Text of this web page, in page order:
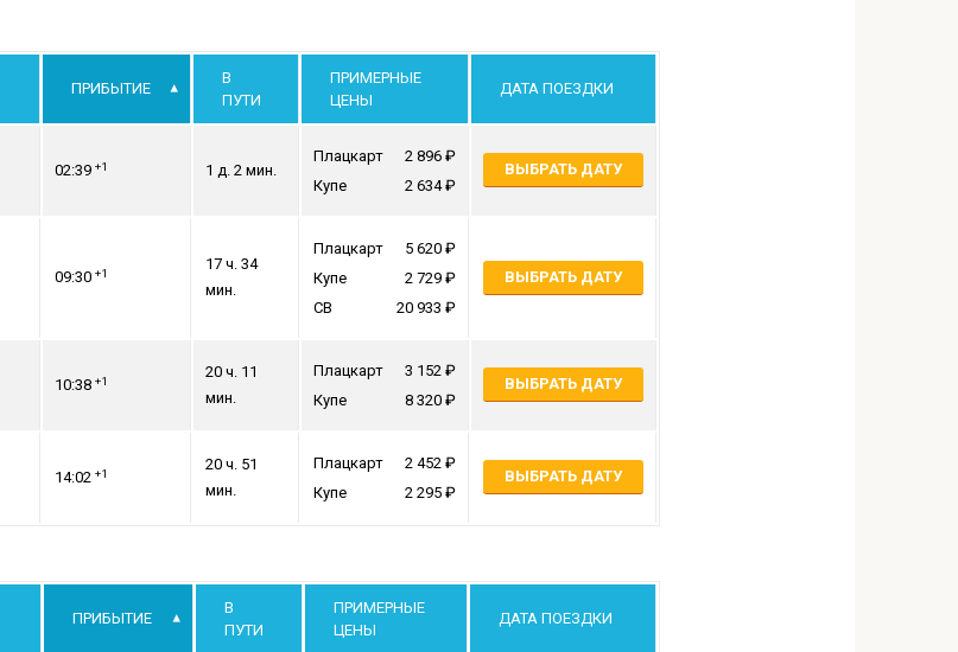
ПРИБЫТИЕ
В
ПУТИ
ПРИМЕРНЫЕ
ЦЕНЫ
ДАТА ПОЕЗДКИ
02:39 +1 1 д. 2 мин.
Плацкарт
2 896
Купе
2 634
ВЫБРАТЬ ДАТУ
09:30 +1
17 ч. 34
мин.
Плацкарт
5 620
Купе
2 729
СВ
20 933
ВЫБРАТЬ ДАТУ
10:38 +1
20 ч. 11
мин.
Плацкарт
3 152
Купе
8 320
ВЫБРАТЬ ДАТУ
14:02 +1
20 ч. 51
мин.
Плацкарт
2 452
Купе
2 295
ВЫБРАТЬ ДАТУ
ПРИБЫТИЕ
В
ПУТИ
ПРИМЕРНЫЕ
ЦЕНЫ
ДАТА ПОЕЗДКИ